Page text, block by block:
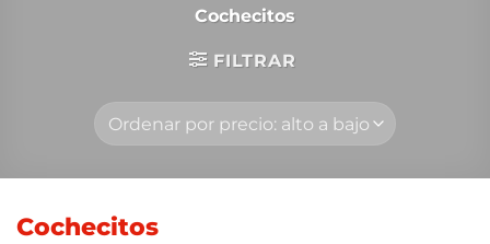
Cochecitos
FILTRAR
Cochecitos